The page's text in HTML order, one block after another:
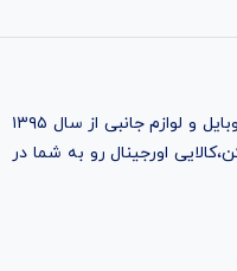
جی‌جی‌مو، فروشگاه اینترنتی تخصصی موبایل و لوازم جانبی از سال ۱۳۹۵
اورجینال رو به شما در